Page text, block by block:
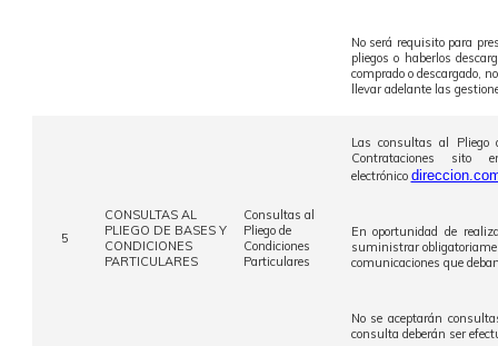
No será requisito para
pliegos o haberlos
comprado o descargado,
llevar adelante las
5
CONSULTAS AL
PLIEGO DE BASES Y
CONDICIONES
PARTICULARES
Consultas al
Pliego de
Condiciones
Particulares
Las consultas al Pliego
Contrataciones
electrónico
En oportunidad de
suministrar
comunicaciones que
No se aceptarán
consulta deberán ser